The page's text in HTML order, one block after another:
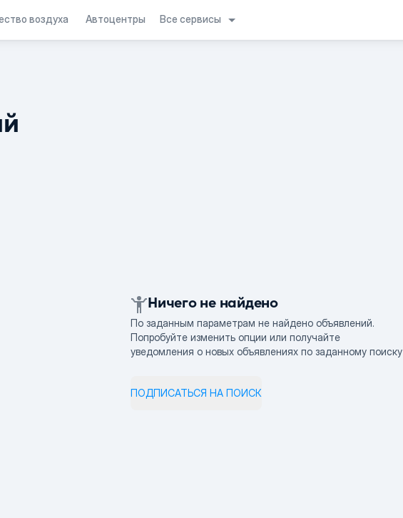
воздуха Автоцентры Все сервисы
Ничего не найдено
По заданным параметрам не найдено объявлений.
Попробуйте изменить опции или получайте
уведомления о новых объявлениях по заданному поиску
ПОДПИСАТЬСЯ НА ПОИСК